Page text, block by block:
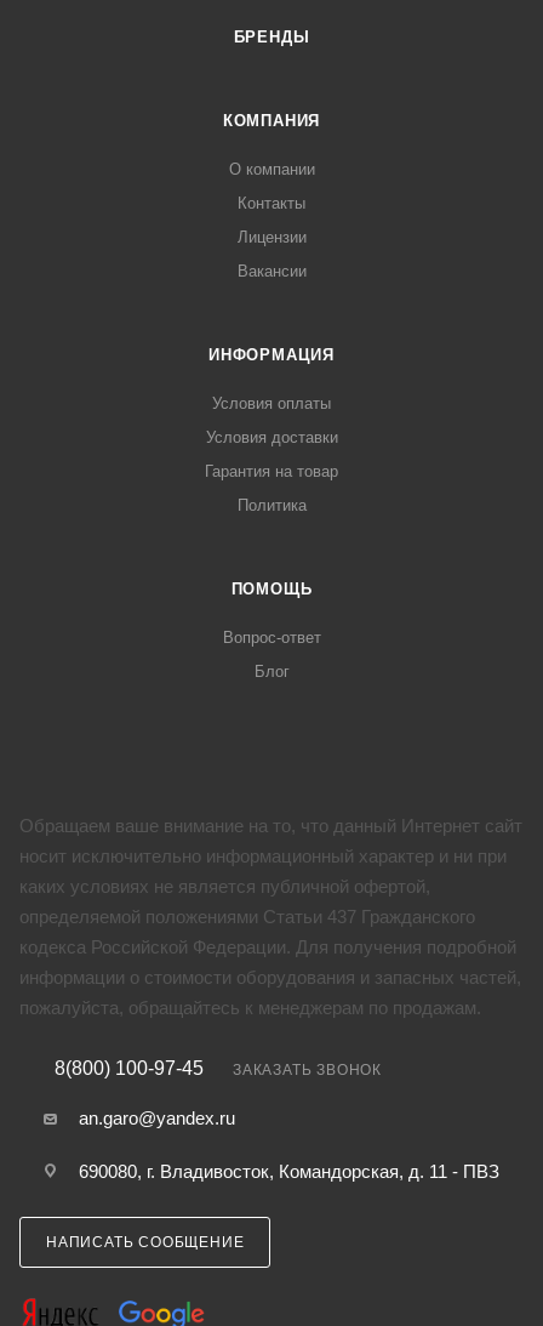
БРЕНДЫ
КОМПАНИЯ
О компании
Контакты
Лицензии
Вакансии
ИНФОРМАЦИЯ
Условия оплаты
Условия доставки
Гарантия на товар
Политика
ПОМОЩЬ
Вопрос-ответ
Блог
Обращаем ваше внимание на то, что данный Интернет сайт
носит исключительно информационный характер и ни при
каких условиях не является публичной офертой,
определяемой положениями Статьи 437 Гражданского
кодекса Российской Федерации. Для получения подробной
информации о стоимости оборудования и запасных частей,
пожалуйста, обращайтесь к менеджерам по продажам.
8(800) 100-97-45 ЗАКАЗАТЬ ЗВОНОК
an.garo@yandex.ru
690080, г. Владивосток, Командорская, д. 11 - ПВЗ
НАПИСАТЬ СООБЩЕНИЕ